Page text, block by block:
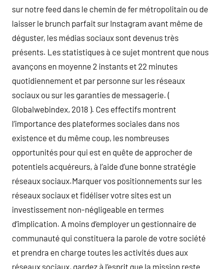
sur notre feed dans le chemin de fer métropolitain ou de
laisser le brunch parfait sur Instagram avant même de
déguster, les médias sociaux sont devenus très
présents. Les statistiques à ce sujet montrent que nous
avançons en moyenne 2 instants et 22 minutes
quotidiennement et par personne sur les réseaux
sociaux ou sur les garanties de messagerie. (
Globalwebindex, 2018 ). Ces effectifs montrent
l’importance des plateformes sociales dans nos
existence et du même coup, les nombreuses
opportunités pour qui est en quête de approcher de
potentiels acquéreurs, à l’aide d’une bonne stratégie
réseaux sociaux.Marquer vos positionnements sur les
réseaux sociaux et fidéliser votre sites est un
investissement non-négligeable en termes
d’implication. A moins d’employer un gestionnaire de
communauté qui constituera la parole de votre société
et prendra en charge toutes les activités dues aux
réseaux sociaux, gardez à l’esprit que la mission reste